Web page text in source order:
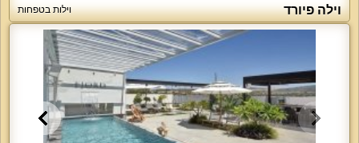
וילה פיורד וילות בטפחות